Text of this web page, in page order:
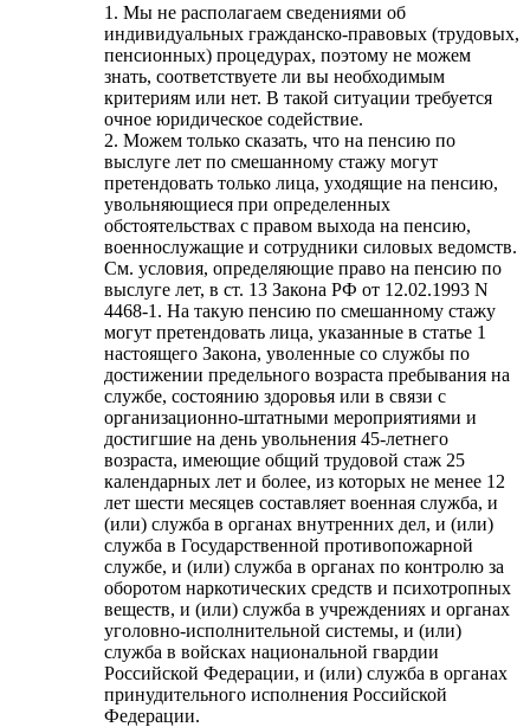
1. Мы не располагаем сведениями об
индивидуальных гражданско-правовых (трудовых,
пенсионных) процедурах, поэтому не можем
знать, соответствуете ли вы необходимым
критериям или нет. В такой ситуации требуется
очное юридическое содействие.
2. Можем только сказать, что на пенсию по
выслуге лет по смешанному стажу могут
претендовать только лица, уходящие на пенсию,
увольняющиеся при определенных
обстоятельствах с правом выхода на пенсию,
военнослужащие и сотрудники силовых ведомств.
См. условия, определяющие право на пенсию по
выслуге лет, в ст. 13 Закона РФ от 12.02.1993 N
4468-1. На такую пенсию по смешанному стажу
могут претендовать лица, указанные в статье 1
настоящего Закона, уволенные со службы по
достижении предельного возраста пребывания на
службе, состоянию здоровья или в связи с
организационно-штатными мероприятиями и
достигшие на день увольнения 45-летнего
возраста, имеющие общий трудовой стаж 25
календарных лет и более, из которых не менее 12
лет шести месяцев составляет военная служба, и
(или) служба в органах внутренних дел, и (или)
служба в Государственной противопожарной
службе, и (или) служба в органах по контролю за
оборотом наркотических средств и психотропных
веществ, и (или) служба в учреждениях и органах
уголовно-исполнительной системы, и (или)
служба в войсках национальной гвардии
Российской Федерации, и (или) служба в органах
принудительного исполнения Российской
Федерации.